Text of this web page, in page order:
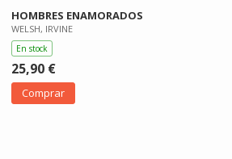
HOMBRES ENAMORADOS
WELSH, IRVINE
En stock
25,90 €
Comprar